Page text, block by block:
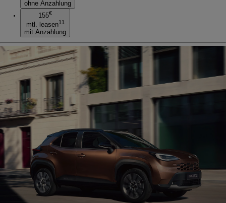
ohne Anzahlung
155€
mtl. leasen11
mit Anzahlung